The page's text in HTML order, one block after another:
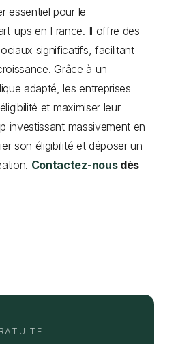
essentiel pour le
ups en France. Il offre des
significatifs, facilitant
Grâce à un
adapté, les entreprises
et maximiser leur
investissant massivement en
son éligibilité et déposer un
Contactez-nousdès